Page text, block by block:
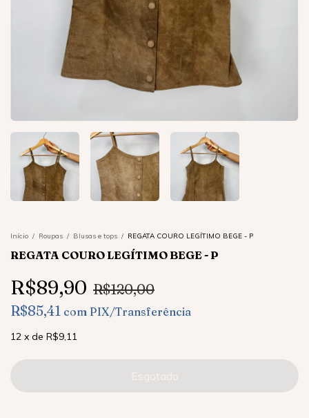
Início / Roupas / Blusas e tops / REGATA COURO LEGÍTIMO BEGE - P
REGATA COURO LEGÍTIMO BEGE - P
R$89,90 R$120,00
R$85,41 com PIX/Transferência
12 x de R$9,11